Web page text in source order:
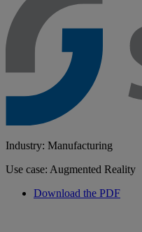
Industry: Manufacturing
Use case: Augmented Reality
Download the PDF